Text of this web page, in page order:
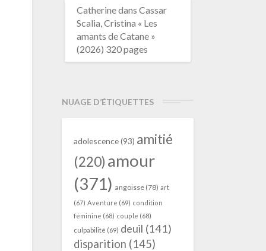
Catherinedans Cassar
Scalia, Cristina « Les
amants de Catane »
(2026) 320 pages
NUAGE D’ÉTIQUETTES
adolescence(93) amitié
(220) amour
(371) angoisse(78) art
(67) Aventure (69) condition
féminine (68) couple (68)
culpabilité (69) deuil (141)
disparition (145)